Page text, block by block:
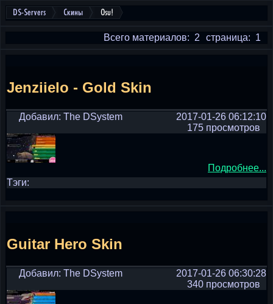
DS-Servers Скины Osu!
страница: 1
Всего материалов: 2
Jenziielo - Gold Skin
Добавил: The DSystem
2017-01-26 06:12:10
175 просмотров
Подробнее...
Тэги:
Guitar Hero Skin
Добавил: The DSystem
2017-01-26 06:30:28
340 просмотров